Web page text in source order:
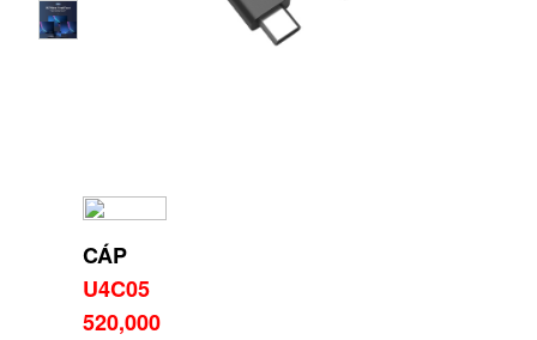
CÁP
U4C05
520,000